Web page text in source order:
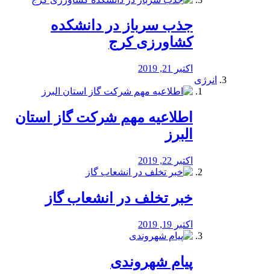
جذب سرباز در دانشکده
کشاورزی کرج
اکتبر 21, 2019
انرژی
️اطلاعیه مهم شرکت گاز استان
البرز
اکتبر 22, 2019
خبر تخلف در انشعاب گاز
اکتبر 19, 2019
پیام شهروندی